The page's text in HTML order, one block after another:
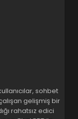
sohbet
gelişmiş bir
rahatsız edici